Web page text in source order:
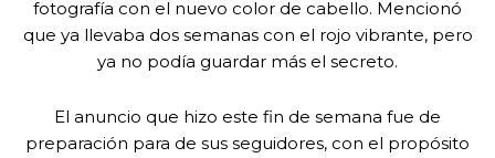
fotografía con el nuevo color de cabello. Mencionó
que ya llevaba dos semanas con el rojo vibrante, pero
ya no podía guardar más el secreto.
El anuncio que hizo este fin de semana fue de
preparación para de sus seguidores, con el propósito